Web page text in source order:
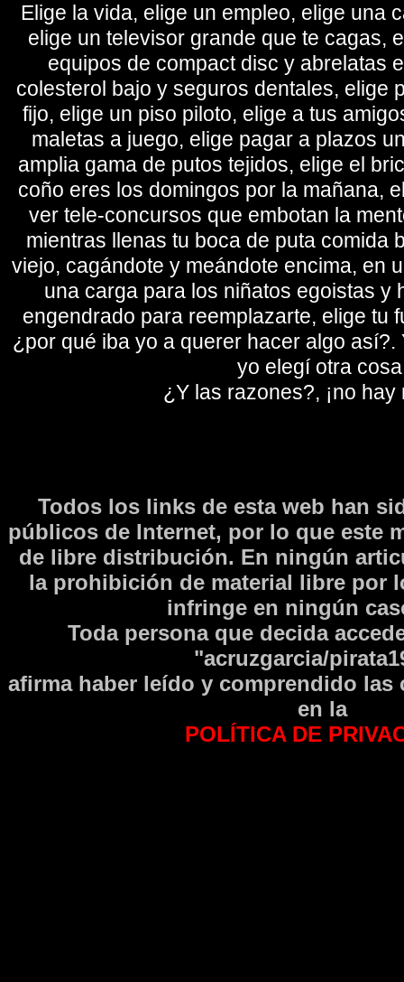
Elige la vida, elige un empleo, elige una
elige un televisor grande que te cagas,
equipos de compact disc y abrelatas
colesterol bajo y seguros dentales, elige
fijo, elige un piso piloto, elige a tus
maletas a juego, elige pagar a plazos
amplia gama de putos tejidos, elige el
coño eres los domingos por la mañana,
ver tele-concursos que embotan la
mientras llenas tu boca de puta comida
viejo, cagándote y meándote encima, en
una carga para los niñatos egoistas y
engendrado para reemplazarte, elige tu
¿por qué iba yo a querer hacer algo así?.
yo elegí otra
¿Y las razones?, ¡no hay
Todos los links de esta web han
públicos de Internet, por lo que este
de libre distribución. En ningún
la prohibición de material libre por
infringe en ningún
Toda persona que decida
"acruzgarcia/
afirma haber leí­do y comprendido las
en la
POLÍTICA DE